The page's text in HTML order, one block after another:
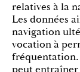
relatives à la
Les données
navigation
vocation à
fréquentation.